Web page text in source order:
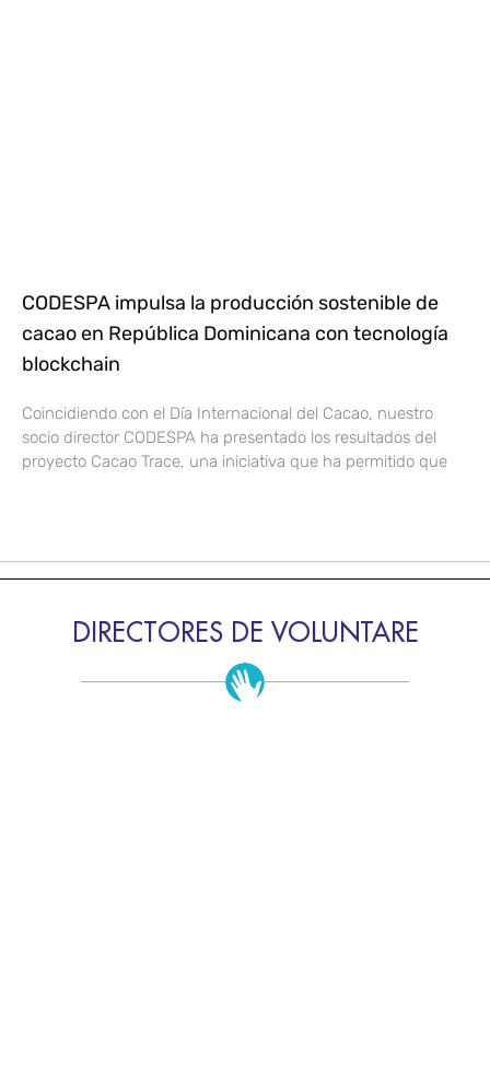
CODESPA impulsa la producción sostenible de
cacao en República Dominicana con tecnología
blockchain
Coincidiendo con el Día Internacional del Cacao, nuestro
socio director CODESPA ha presentado los resultados del
proyecto Cacao Trace, una iniciativa que ha permitido que
DIRECTORES DE VOLUNTARE